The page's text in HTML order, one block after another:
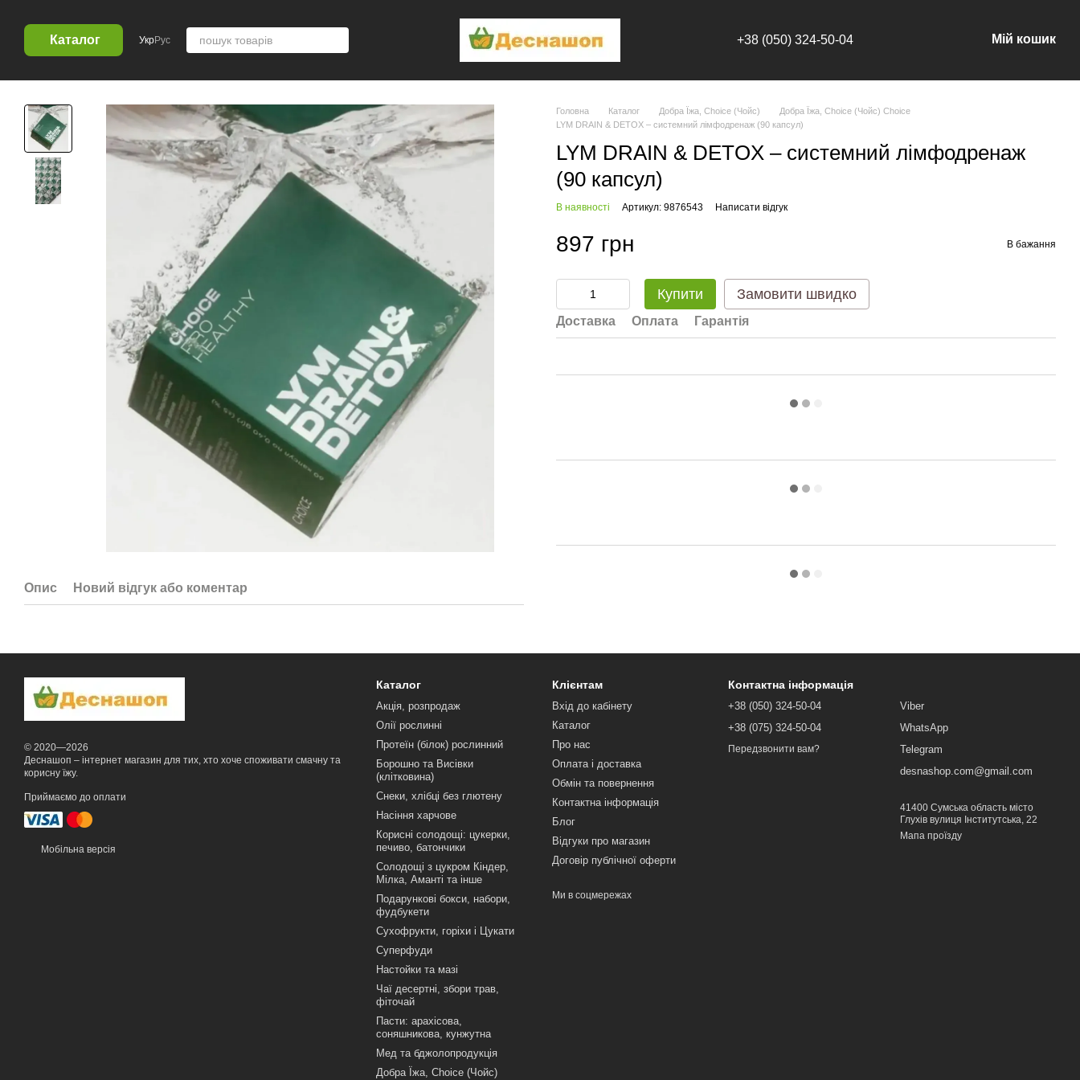
Каталог УкрРус +38 (050) 324-50-04 Мій кошик
Опис Новий відгук або коментар
Головна Каталог Добра Їжа, Choice (Чойс)
Добра Їжа, Choice (Чойс) Choice
LYM DRAIN & DETOX – cистемний лімфодренаж (90 капсул)
LYM DRAIN & DETOX – cистемний лімфодренаж
(90 капсул)
В наявності Артикул: 9876543 Написати відгук
897 грн В бажання
Купити Замовити швидко
Доставка Оплата Гарантія
© 2020—2026
Деснашоп – інтернет магазин для тих, хто хоче споживати смачну та
корисну їжу.
Приймаємо до оплати
Мобільна версія
Каталог
Акція, розпродаж
Олії рослинні
Протеїн (білок) рослинний
Борошно та Висівки
(клітковина)
Снеки, хлібці без глютену
Насіння харчове
Корисні солодощі: цукерки,
печиво, батончики
Солодощі з цукром Кіндер,
Мілка, Аманті та інше
Подарункові бокси, набори,
фудбукети
Сухофрукти, горіхи і Цукати
Суперфуди
Настойки та мазі
Чаї десертні, збори трав,
фіточай
Пасти: арахісова,
соняшникова, кунжутна
Мед та бджолопродукція
Добра Їжа, Choice (Чойс)
Клієнтам
Вхід до кабінету
Каталог
Про нас
Оплата і доставка
Обмін та повернення
Контактна інформація
Блог
Відгуки про магазин
Договір публічної оферти
Ми в соцмережах
Контактна інформація
+38 (050) 324-50-04
+38 (075) 324-50-04
Передзвонити вам?
Viber
WhatsApp
Telegram
desnashop.com@gmail.com
41400 Сумська область місто
Глухів вулиця Інститутська, 22
Мапа проїзду